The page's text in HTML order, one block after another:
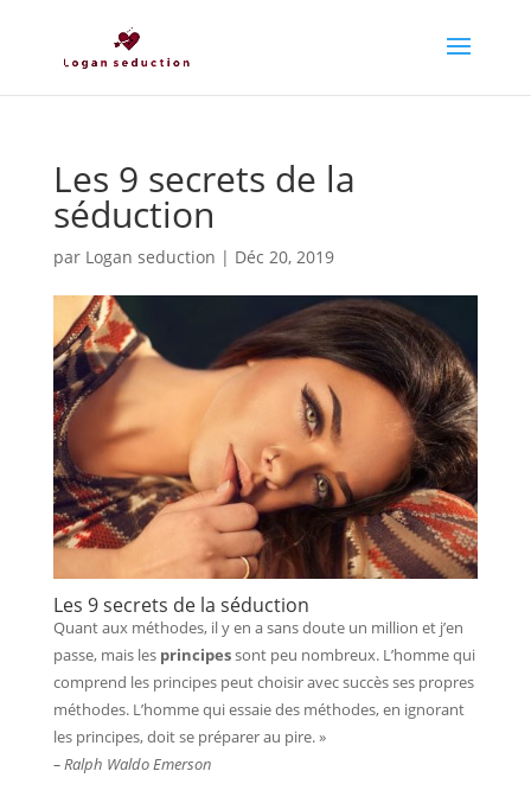
Les 9 secrets de la
séduction
par Logan seduction | Déc 20, 2019
Les 9 secrets de la séduction
Quant aux méthodes, il y en a sans doute un million et j’en
passe, mais les principessont peu nombreux. L’homme qui
comprend les principes peut choisir avec succès ses propres
méthodes. L’homme qui essaie des méthodes, en ignorant
les principes, doit se préparer au pire. »
– Ralph Waldo Emerson